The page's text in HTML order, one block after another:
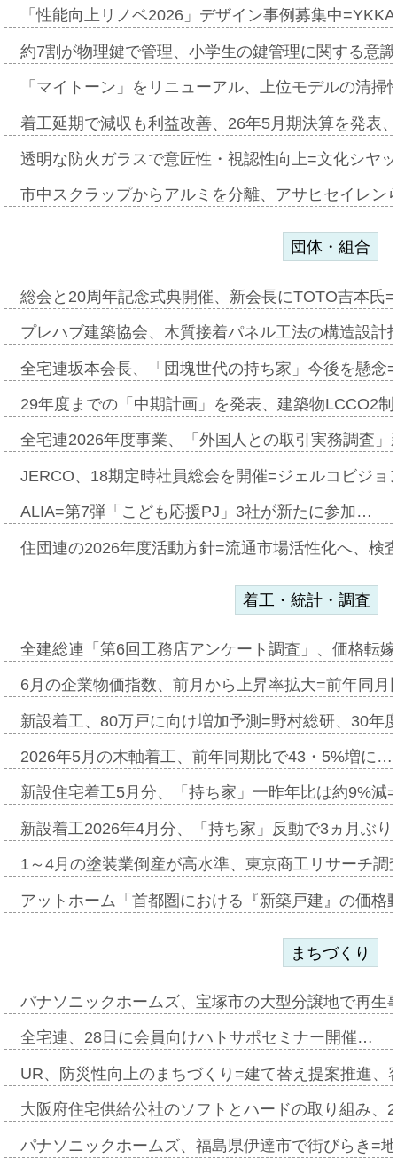
「性能向上リノベ2026」デザイン事例募集中
約7割が物理鍵で管理、小学生の鍵管理に関する意
「マイトーン」をリニューアル、上位モデルの清
着工延期で減収も利益改善、26年5月期決算を発表
透明な防火ガラスで意匠性・視認性向上=文化シヤ
市中スクラップからアルミを分離、アサヒセイレ
団体・組合
総会と20周年記念式典開催、新会長にTOTO吉本氏
プレハブ建築協会、木質接着パネル工法の構造設
全宅連坂本会長、「団塊世代の持ち家」今後を懸
29年度までの「中期計画」を発表、建築物LCCO2
全宅連2026年度事業、「外国人との取引実務調査
JERCO、18期定時社員総会を開催=ジェルコビジ
ALIA=第7弾「こども応援PJ」3社が新たに参加…
住団連の2026年度活動方針=流通市場活性化へ、検
着工・統計・調査
全建総連「第6回工務店アンケート調査」、価格転
6月の企業物価指数、前月から上昇率拡大=前年同
新設着工、80万戸に向け増加予測=野村総研、30年
2026年5月の木軸着工、前年同期比で43・5%増に…
新設住宅着工5月分、「持ち家」一昨年比は約9%
新設着工2026年4月分、「持ち家」反動で3ヵ月ぶ
1～4月の塗装業倒産が高水準、東京商工リサーチ
アットホーム「首都圏における『新築戸建』の価
まちづくり
パナソニックホームズ、宝塚市の大型分譲地で再
全宅連、28日に会員向けハトサポセミナー開催…
UR、防災性向上のまちづくり=建て替え提案推進
大阪府住宅供給公社のソフトとハードの取り組み
パナソニックホームズ、福島県伊達市で街びらき=